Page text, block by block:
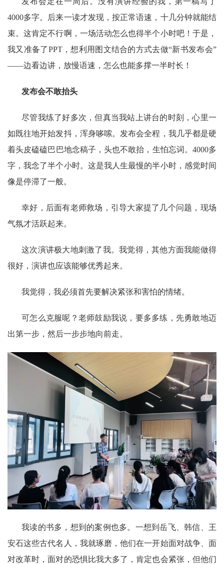
4000多字。后来一读才发现，按正常语速，十几分钟就能结
束。这肯定不行啊，一场活动怎么也得半个小时吧！于是，
我又准备了PPT，想利用图文结合的方式去做“新书发布会”
——边看边讲，放慢语速，怎么也能多撑一半时长！
发布会不敢抬头
尽管我练了好多次，但真当我站上讲台的时刻，心里一
如既往地开始发抖，浑身哆嗦。发布会全程，我几乎都是硬
着头皮磕磕巴巴地念稿子，头也不敢抬，生怕忘词。4000多
字，我念了半个小时。这是我人生最慢的半小时，感觉时间
像是停滞了一般。
幸好，后面有老师救场，引导大家提了几个问题，现场
气氛才活跃起来。
这次演讲极大地刺激了我。我觉得，其他方面我能做得
很好，演讲也应该能够优秀起来。
我觉得，我必须首先要解决紧张和害怕的情绪。
可怎么克服呢？老师鼓励我说，要多多练，先勇敢地迈
出第一步，然后一步步地向前走。
我读的书多，想到的案例也多。一想到岳飞、韩信、王
安石这些古代名人，我就琢磨，他们在一开始面对战争、面
对改革时，面对的恐惧比我大多了，肯定也会紧张，但他们